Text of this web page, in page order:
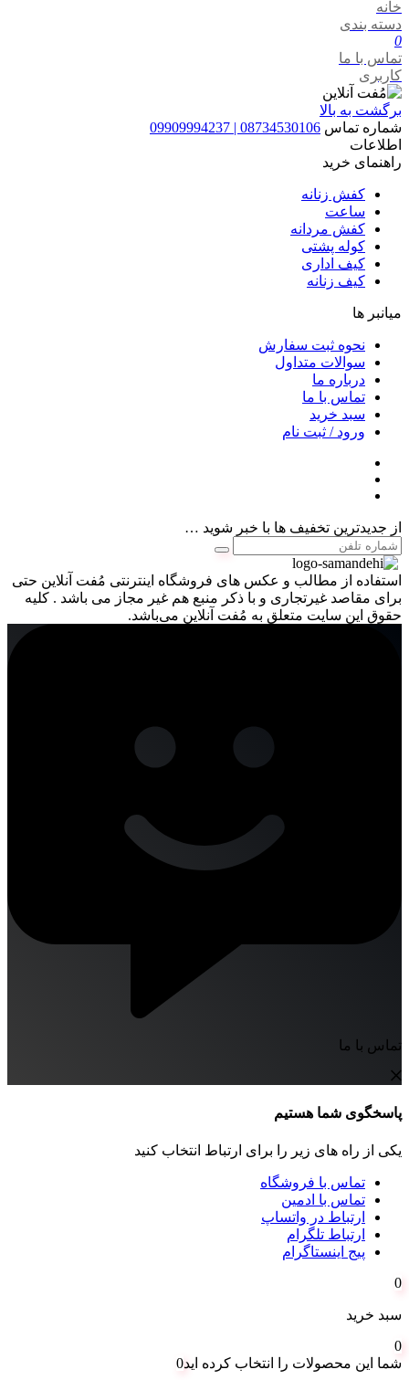
خانه
دسته بندی
0
تماس با ما
کاربری
برگشت به بالا
شماره تماس 08734530106 | 09909994237
اطلاعات
راهنمای خرید
کفش زنانه
ساعت
کفش مردانه
کوله پشتی
کیف اداری
کیف زنانه
میانبر ها
نحوه ثبت سفارش
سوالات متداول
درباره ما
تماس با ما
سبد خرید
ورود / ثبت نام
از جدیدترین تخفیف ها با خبر شوید …
استفاده از مطالب و عکس های فروشگاه اینترنتی مُفت آنلاین حتی
برای مقاصد غیرتجاری و با ذکر منبع هم غیر مجاز می باشد . کلیه
حقوق این سایت متعلق به مُفت آنلاین می‌باشد.
تماس با ما
پاسخگوی شما هستیم
یکی از راه های زیر را برای ارتباط انتخاب کنید
تماس با فروشگاه
تماس با ادمین
ارتباط در واتساپ
ارتباط تلگرام
پیج اینستاگرام
0
سبد خرید
0
شما این محصولات را انتخاب کرده اید0